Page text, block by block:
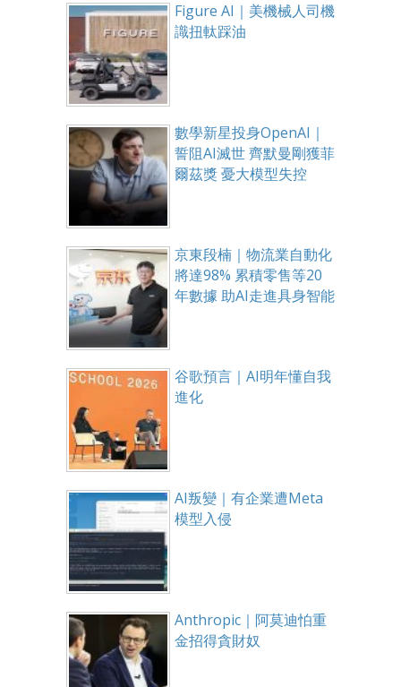
Figure AI｜美機械人司機
識扭軚踩油
數學新星投身OpenAI｜
誓阻AI滅世 齊默曼剛獲菲
爾茲獎 憂大模型失控
京東段楠｜物流業自動化
將達98% 累積零售等20
年數據 助AI走進具身智能
谷歌預言｜AI明年懂自我
進化
AI叛變｜有企業遭Meta
模型入侵
Anthropic｜阿莫迪怕重
金招得貪財奴